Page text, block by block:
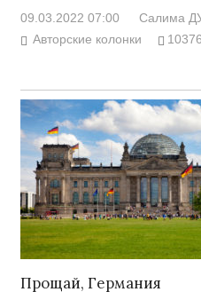
09.03.2022 07:00
Салима
Авторские колонки
10376
Прощай, Германия